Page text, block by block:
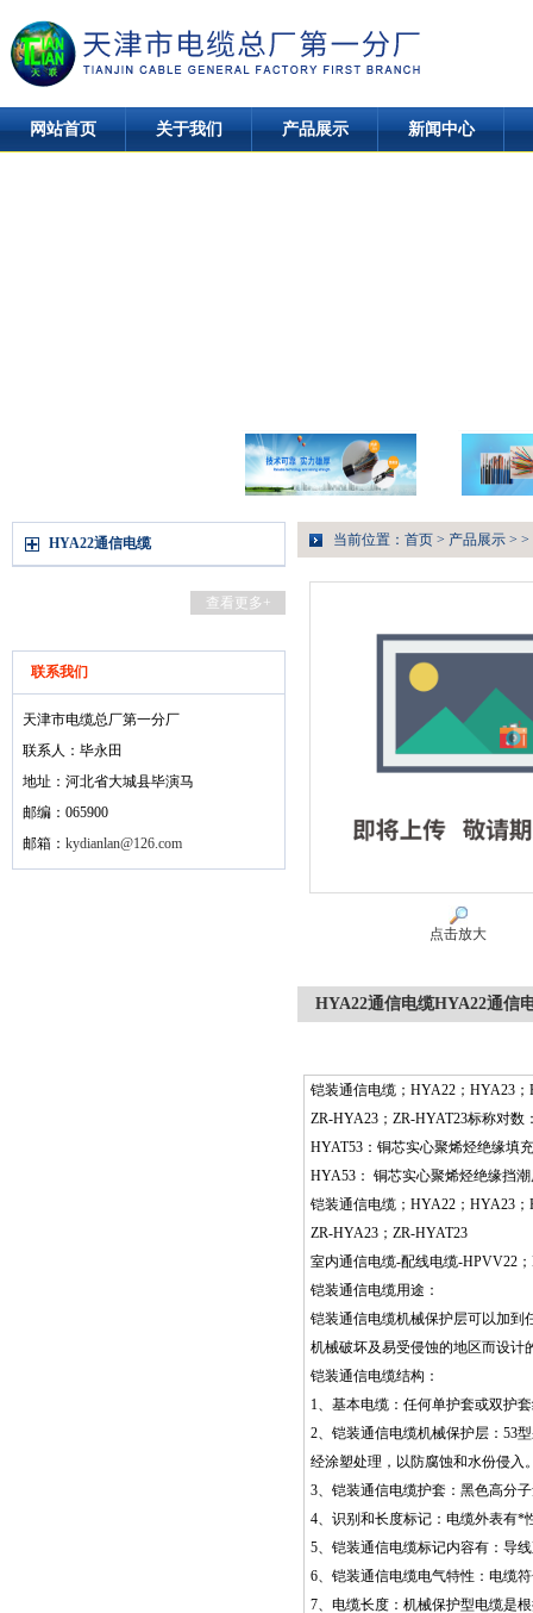
网站首页 关于我们 产品展示 新闻中心
HYA22通信电缆
查看更多+
联系我们
天津市电缆总厂第一分厂
联系人：毕永田
地址：河北省大城县毕演马
邮编：065900
邮箱： kydianlan@126.com
当前位置： 首页 > 产品展示 > >
点击放大
HYA22通信电缆HYA22通信
铠装通信电缆；HYA22；HYA23
ZR-HYA23；ZR-HYAT23标称对数
HYAT53：铜芯实心聚烯烃绝缘填
HYA53： 铜芯实心聚烯烃绝缘挡
铠装通信电缆；HYA22；HYA23
ZR-HYA23；ZR-HYAT23
室内通信电缆-配线电缆-HPVV22
铠装通信电缆用途：
铠装通信电缆机械保护层可以加到
机械破坏及易受侵蚀的地区而设计
铠装通信电缆结构：
1、基本电缆：任何单护套或双护
2、铠装通信电缆机械保护层：53
经涂塑处理，以防腐蚀和水份侵入
3、铠装通信电缆护套：黑色高分
4、识别和长度标记：电缆外表有*
5、铠装通信电缆标记内容有：导
6、铠装通信电缆电气特性：电缆
7、电缆长度：机械保护型电缆是